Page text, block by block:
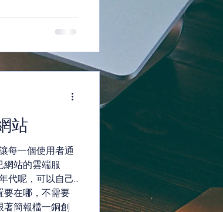
站
每一個使用者通
網站的雲端服
代呢，可以自己
要在哪，不需要
著簡報檔一銅創